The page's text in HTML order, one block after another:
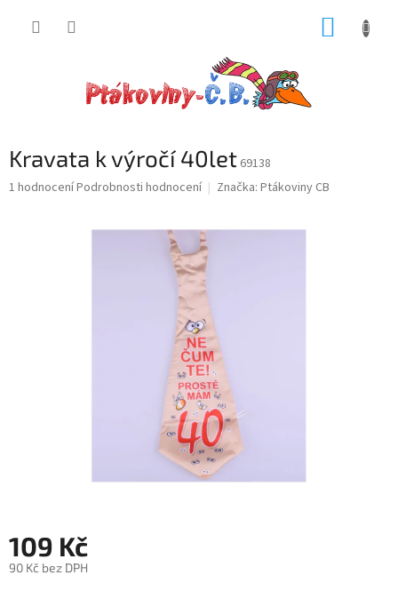
Kravata k výročí 40let 69138
Průměrné
1 hodnoceníPodrobnosti hodnocení Značka: Ptákoviny CB
109 Kč
90 Kč bez DPH